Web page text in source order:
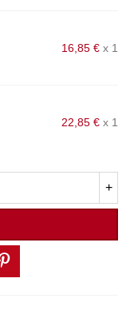
16,85 € x 1
22,85 € x 1
+